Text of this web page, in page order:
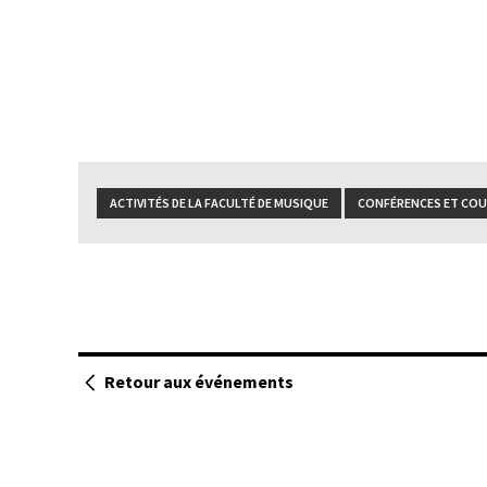
ACTIVITÉS DE LA FACULTÉ DE MUSIQUE CONFÉRENCES ET
Retour aux événements